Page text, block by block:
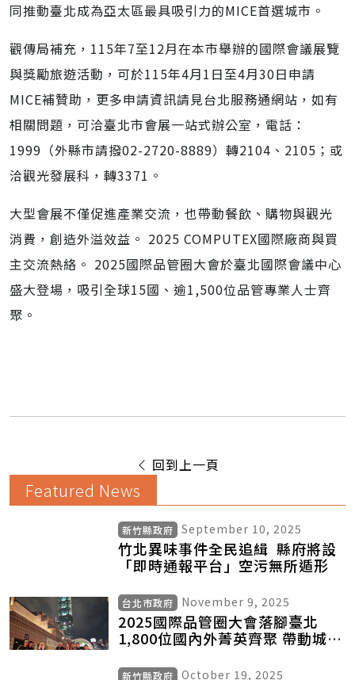
同推動臺北成為亞太區最具吸引力的MICE首選城市。
觀傳局補充，115年7至12月在本市舉辦的國際會議展覽
與獎勵旅遊活動，可於115年4月1日至4月30日申請
MICE補贊助，更多申請資訊請見台北服務通網站，如有
相關問題，可洽臺北市會展一站式辦公室，電話：
1999（外縣市請撥02-2720-8889）轉2104、2105；或
洽觀光發展科，轉3371。
大型會展不僅促進產業交流，也帶動餐飲、購物與觀光
消費，創造外溢效益。 2025 COMPUTEX國際廠商與買
主交流熱絡。 2025國際品管圈大會於臺北國際會議中心
盛大登場，吸引全球15國、逾1,500位品管專業人士齊
聚。
回到上一頁
Featured News
新竹縣政府 September 10, 2025
竹北異味事件全民追緝 縣府將設
「即時通報平台」空污無所遁形
台北市政府 November 9, 2025
2025國際品管圈大會落腳臺北
1,800位國內外菁英齊聚 帶動城市
新竹縣政府 October 19, 2025